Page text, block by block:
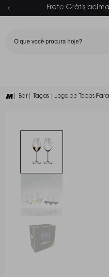
Parcelamento
| Bar | Taças | Jogo de Taças